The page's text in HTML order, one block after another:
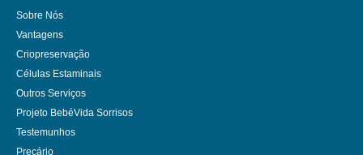
Sobre Nós
Vantagens
Criopreservação
Células Estaminais
Outros Serviços
Projeto BebéVida Sorrisos
Testemunhos
Preçário